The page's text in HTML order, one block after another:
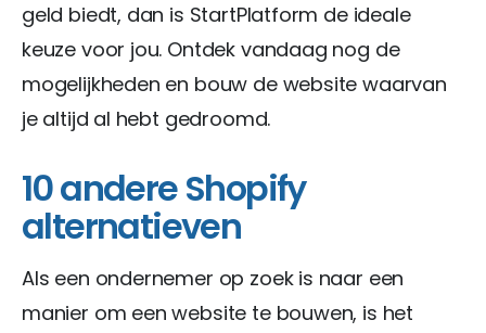
geld biedt, dan is StartPlatform de ideale
keuze voor jou. Ontdek vandaag nog de
mogelijkheden en bouw de website waarvan
je altijd al hebt gedroomd.
10 andere Shopify
alternatieven
Als een ondernemer op zoek is naar een
manier om een website te bouwen, is het